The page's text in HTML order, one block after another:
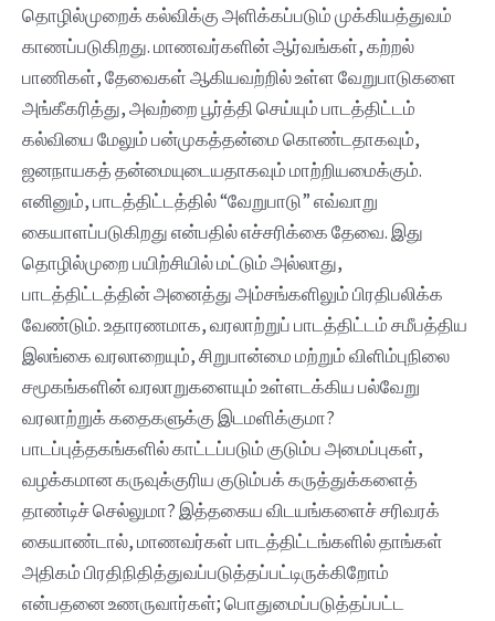
தொழில்முறைக் கல்விக்கு அளிக்கப்படும் முக்கியத்துவம்
காணப்படுகிறது. மாணவர்களின் ஆர்வங்கள், கற்றல்
பாணிகள், தேவைகள் ஆகியவற்றில் உள்ள வேறுபாடுகளை
அங்கீகரித்து, அவற்றை பூர்த்தி செய்யும் பாடத்திட்டம்
கல்வியை மேலும் பன்முகத்தன்மை கொண்டதாகவும்,
ஜனநாயகத் தன்மையுடையதாகவும் மாற்றியமைக்கும்.
எனினும், பாடத்திட்டத்தில் “வேறுபாடு” எவ்வாறு
கையாளப்படுகிறது என்பதில் எச்சரிக்கை தேவை. இது
தொழில்முறை பயிற்சியில் மட்டும் அல்லாது,
பாடத்திட்டத்தின் அனைத்து அம்சங்களிலும் பிரதிபலிக்க
வேண்டும். உதாரணமாக, வரலாற்றுப் பாடத்திட்டம் சமீபத்திய
இலங்கை வரலாறையும், சிறுபான்மை மற்றும் விளிம்புநிலை
சமூகங்களின் வரலாறுகளையும் உள்ளடக்கிய பல்வேறு
வரலாற்றுக் கதைகளுக்கு இடமளிக்குமா?
பாடப்புத்தகங்களில் காட்டப்படும் குடும்ப அமைப்புகள்,
வழக்கமான கருவுக்குரிய குடும்பக் கருத்துக்களைத்
தாண்டிச் செல்லுமா? இத்தகைய விடயங்களைச் சரிவரக்
கையாண்டால், மாணவர்கள் பாடத்திட்டங்களில் தாங்கள்
அதிகம் பிரதிநிதித்துவப்படுத்தப்பட்டிருக்கிறோம்
என்பதனை உணருவார்கள்; பொதுமைப்படுத்தப்பட்ட